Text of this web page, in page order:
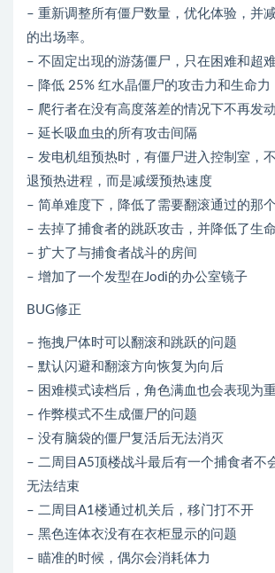
– 重新调整所有僵尸数量，优化体验，并
的出场率。
– 不固定出现的游荡僵尸，只在困难和超
– 降低 25% 红水晶僵尸的攻击力和生命力
– 爬行者在没有高度落差的情况下不再发
– 延长吸血虫的所有攻击间隔
– 发电机组预热时，有僵尸进入控制室，
退预热进程，而是减缓预热速度
– 简单难度下，降低了需要翻滚通过的那
– 去掉了捕食者的跳跃攻击，并降低了生
– 扩大了与捕食者战斗的房间
– 增加了一个发型在Jodi的办公室镜子
BUG修正
– 拖拽尸体时可以翻滚和跳跃的问题
– 默认闪避和翻滚方向恢复为向后
– 困难模式读档后，角色满血也会表现为
– 作弊模式不生成僵尸的问题
– 没有脑袋的僵尸复活后无法消灭
– 二周目A5顶楼战斗最后有一个捕食者不
无法结束
– 二周目A1楼通过机关后，移门打不开
– 黑色连体衣没有在衣柜显示的问题
– 瞄准的时候，偶尔会消耗体力